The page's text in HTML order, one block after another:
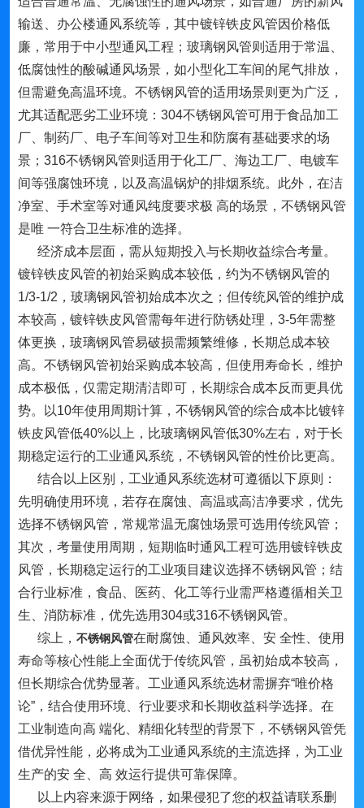
输送、办公楼通风系统等，其中镀锌铁皮风管因价格低
廉，常用于中小型通风工程；玻璃钢风管则适用于常温、
低腐蚀性的酸碱通风场景，如小型化工车间的尾气排放，
但需避免高温环境。不锈钢风管的适用场景则更为广泛，
尤其适配恶劣工业环境：304不锈钢风管可用于食品加工
厂、制药厂、电子车间等对卫生和防腐有基础要求的场
景；316不锈钢风管则适用于化工厂、海边工厂、电镀车
间等强腐蚀环境，以及高温锅炉的排烟系统。此外，在洁
净室、手术室等对通风纯度要求极 高的场景，不锈钢风管
是唯 一符合卫生标准的选择。
经济成本层面，需从短期投入与长期收益综合考量。
镀锌铁皮风管的初始采购成本较低，约为不锈钢风管的
1/3-1/2，玻璃钢风管初始成本次之；但传统风管的维护成
本较高，镀锌铁皮风管需每年进行防锈处理，3-5年需整
体更换，玻璃钢风管易破损需频繁维修，长期总成本较
高。不锈钢风管初始采购成本较高，但使用寿命长，维护
成本极低，仅需定期清洁即可，长期综合成本反而更具优
势。以10年使用周期计算，不锈钢风管的综合成本比镀锌
铁皮风管低40%以上，比玻璃钢风管低30%左右，对于长
期稳定运行的工业通风系统，不锈钢风管的性价比更高。
结合以上区别，工业通风系统选材可遵循以下原则：
先明确使用环境，若存在腐蚀、高温或高洁净要求，优先
选择不锈钢风管，常规常温无腐蚀场景可选用传统风管；
其次，考量使用周期，短期临时通风工程可选用镀锌铁皮
风管，长期稳定运行的工业项目建议选择不锈钢风管；结
合行业标准，食品、医药、化工等行业需严格遵循相关卫
生、消防标准，优先选用304或316不锈钢风管。
综上， 不锈钢风管在耐腐蚀、通风效率、安 全性、使用
寿命等核心性能上全面优于传统风管，虽初始成本较高，
但长期综合优势显著。工业通风系统选材需摒弃“唯价格
论”，结合使用环境、行业要求和长期收益科学选择。在
工业制造向高 端化、精细化转型的背景下，不锈钢风管凭
借优异性能，必将成为工业通风系统的主流选择，为工业
生产的安 全、高 效运行提供可靠保障。
以上内容来源于网络，如果侵犯了您的权益请联系删